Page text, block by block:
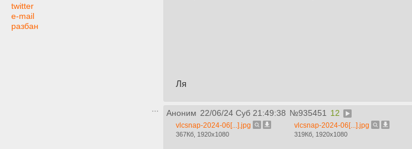
twitter
e-mail
разбан
Ля
Аноним 22/06/24 Суб 21:49:38 №935451 12
vlcsnap-2024-06[...].jpg
367Кб, 1920x1080
vlcsnap-2024-06[...].jpg
319Кб, 1920x1080